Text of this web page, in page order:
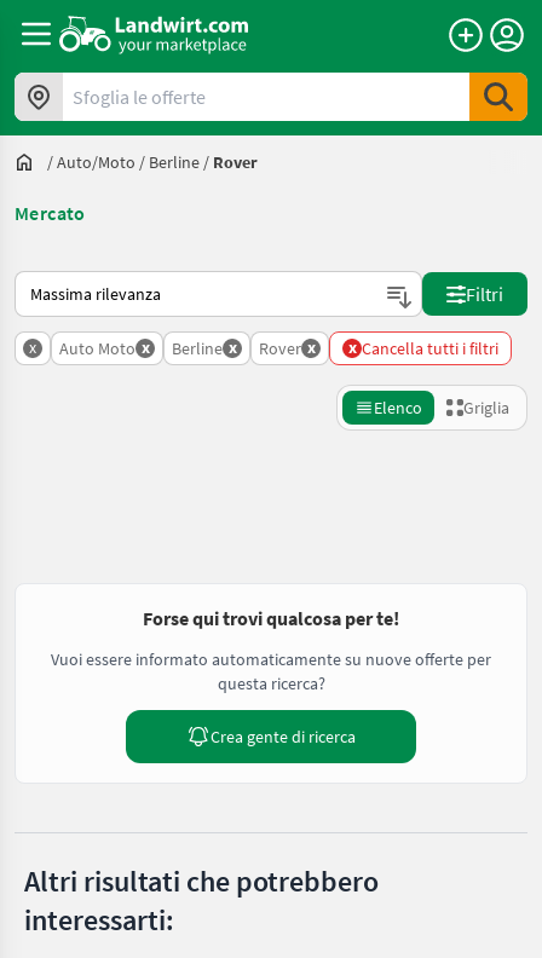
Sfoglia le offerte
/Auto/moto / Berline / Rover
Mercato
Ecco come viene ordinato su Landwirt.com
Filtri
x Auto Moto x Berline x Rover x x Cancella tutti i filtri
Elenco Griglia
Forse qui trovi qualcosa per te!
Vuoi essere informato automaticamente su nuove offerte per
questa ricerca?
Crea gente di ricerca
Altri risultati che potrebbero
interessarti: